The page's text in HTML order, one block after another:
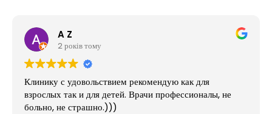
A Z
2 років тому
Клинику с удовольствием рекомендую как для
взрослых так и для детей. Врачи профессионалы, не
больно, не страшно.)))